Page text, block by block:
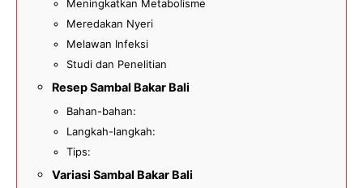
Meningkatkan Metabolisme
Meredakan Nyeri
Melawan Infeksi
Studi dan Penelitian
Resep Sambal Bakar Bali
Bahan-bahan:
Langkah-langkah:
Tips:
Variasi Sambal Bakar Bali